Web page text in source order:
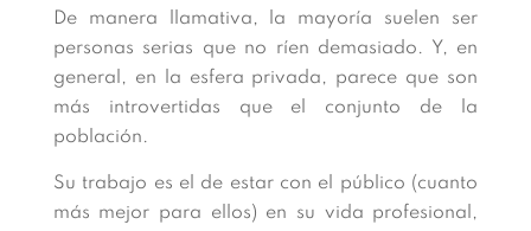
De manera llamativa, la mayoría suelen ser
personas serias que no ríen demasiado. Y, en
general, en la esfera privada, parece que son
más introvertidas que el conjunto de la
población.
Su trabajo es el de estar con el público (cuanto
más mejor para ellos) en su vida profesional,